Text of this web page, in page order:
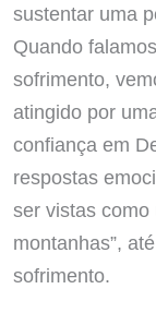
sustentar uma
Quando
sofrimento,
atingido por
confiança em
respostas
ser vistas como
montanhas”,
sofrimento.